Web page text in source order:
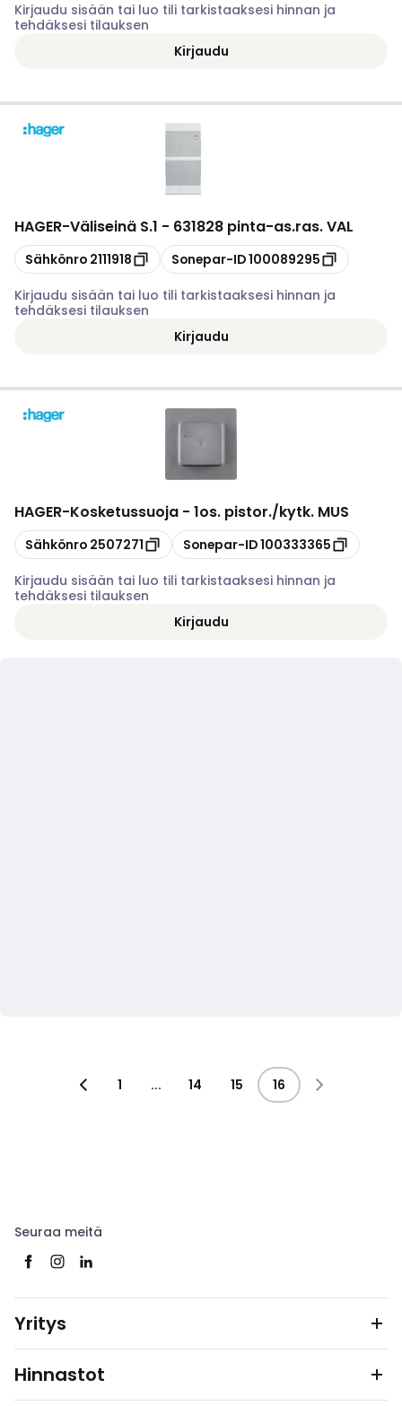
Kirjaudu sisään tai luo tili tarkistaaksesi hinnan ja
tehdäksesi tilauksen
Kirjaudu
HAGER-Väliseinä S.1 - 631828 pinta-as.ras. VAL
Kopioi
Sähkönro 2111918 Kopioi
Sonepar-ID100089295
Kirjaudu sisään tai luo tili tarkistaaksesi hinnan ja
tehdäksesi tilauksen
Kirjaudu
HAGER-Kosketussuoja - 1os. pistor./kytk. MUS
Kopioi
Sähkönro 2507271 Kopioi
Sonepar-ID100333365
Kirjaudu sisään tai luo tili tarkistaaksesi hinnan ja
tehdäksesi tilauksen
Kirjaudu
1 ... 14 15 16
Seuraa meitä
Yritys
Hinnastot